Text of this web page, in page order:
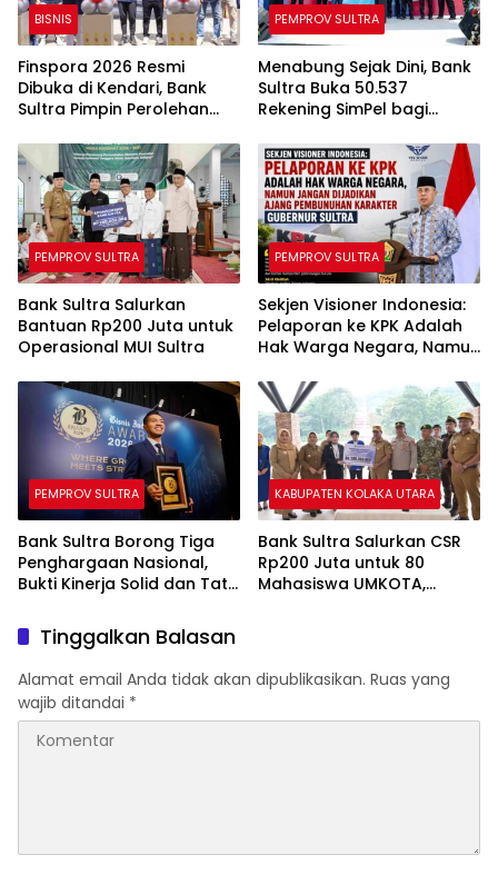
BISNIS
Finspora 2026 Resmi
Dibuka di Kendari, Bank
Sultra Pimpin Perolehan
Kolaborasi Industri
Keuangan
PEMPROV SULTRA
Menabung Sejak Dini, Bank
Sultra Buka 50.537
Rekening SimPel bagi
PEMPROV SULTRA
Bank Sultra Salurkan
Bantuan Rp200 Juta untuk
Operasional MUI Sultra
PEMPROV SULTRA
Sekjen Visioner Indonesia:
Pelaporan ke KPK Adalah
Hak Warga Negara, Namun
Pembunuhan Karakter
Gubernur Sultra
PEMPROV SULTRA
Bank Sultra Borong Tiga
Penghargaan Nasional,
Bukti Kinerja Solid dan Tata
KABUPATEN KOLAKA UTARA
Bank Sultra Salurkan CSR
Rp200 Juta untuk 80
Mahasiswa UMKOTA,
Tinggalkan Balasan
Alamat email Anda tidak akan dipublikasikan. Ruas yang
wajib ditandai *